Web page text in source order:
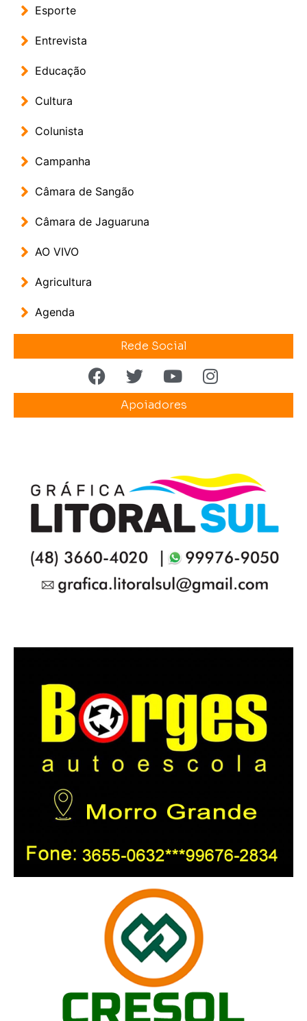
Esporte
Entrevista
Educação
Cultura
Colunista
Campanha
Câmara de Sangão
Câmara de Jaguaruna
AO VIVO
Agricultura
Agenda
Rede Social
Apoiadores